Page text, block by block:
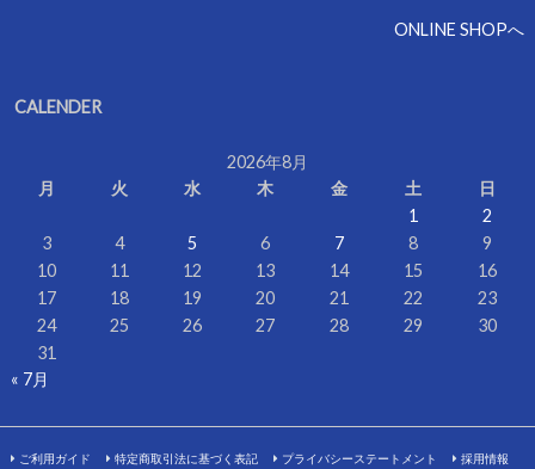
ONLINE SHOPへ
CALENDER
2026年8月
月
火 水 木 金 土
日
1
2
3
4 5 6 7 8
9
10
11 12 13 14 15
16
17
18 19 20 21 22
23
24
25 26 27 28 29
30
31
« 7月
ご利用ガイド 特定商取引法に基づく表記 プライバシーステートメント 採用情報